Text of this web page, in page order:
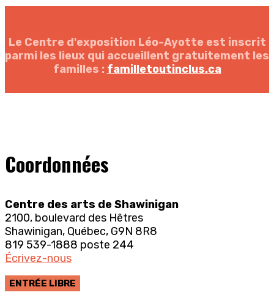
Le Centre d'exposition Léo-Ayotte est inscrit
parmi les lieux qui accueillent gratuitement les
familles : familletoutinclus.ca
Coordonnées
Centre des arts de Shawinigan
2100, boulevard des Hêtres
Shawinigan, Québec, G9N 8R8
819 539-1888 poste 244
Écrivez-nous
ENTRÉE LIBRE